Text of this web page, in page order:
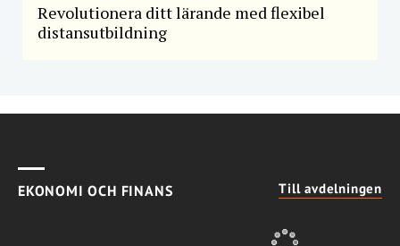
Revolutionera ditt lärande med flexibel
distansutbildning
EKONOMI OCH FINANS Till avdelningen